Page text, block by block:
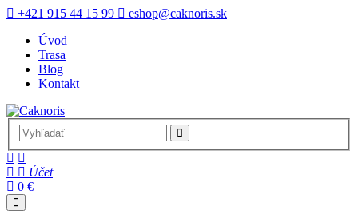
+421 915 44 15 99
eshop@caknoris.sk
Úvod
Trasa
Blog
Kontakt
Účet
0 €